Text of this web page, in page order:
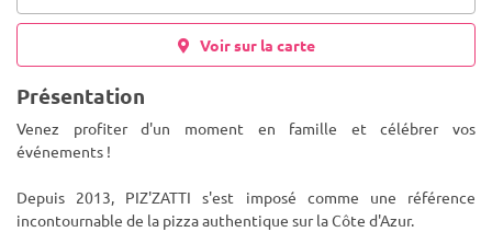
Voir sur la carte
Présentation
Venez profiter d'un moment en famille et célébrer vos
événements !
Depuis 2013, PIZ'ZATTI s'est imposé comme une référence
incontournable de la pizza authentique sur la Côte d'Azur.